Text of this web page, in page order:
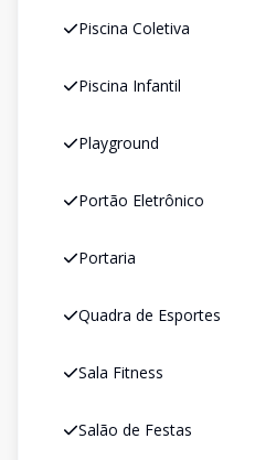
Piscina Coletiva
Piscina Infantil
Playground
Portão Eletrônico
Portaria
Quadra de Esportes
Sala Fitness
Salão de Festas